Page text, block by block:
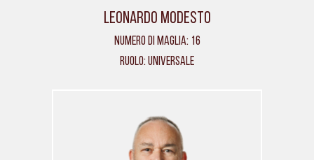
Leonardo Modesto
Numero di maglia: 16
Ruolo: Universale